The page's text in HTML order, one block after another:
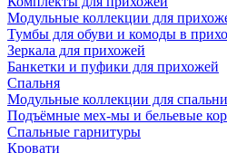
Модульные коллекции для
Тумбы для обуви и комоды в
Зеркала для прихожей
Банкетки и пуфики для прихожей
Спальня
Модульные коллекции для спальни
Подъёмные мех-мы и бельевые
Спальные гарнитуры
Кровати